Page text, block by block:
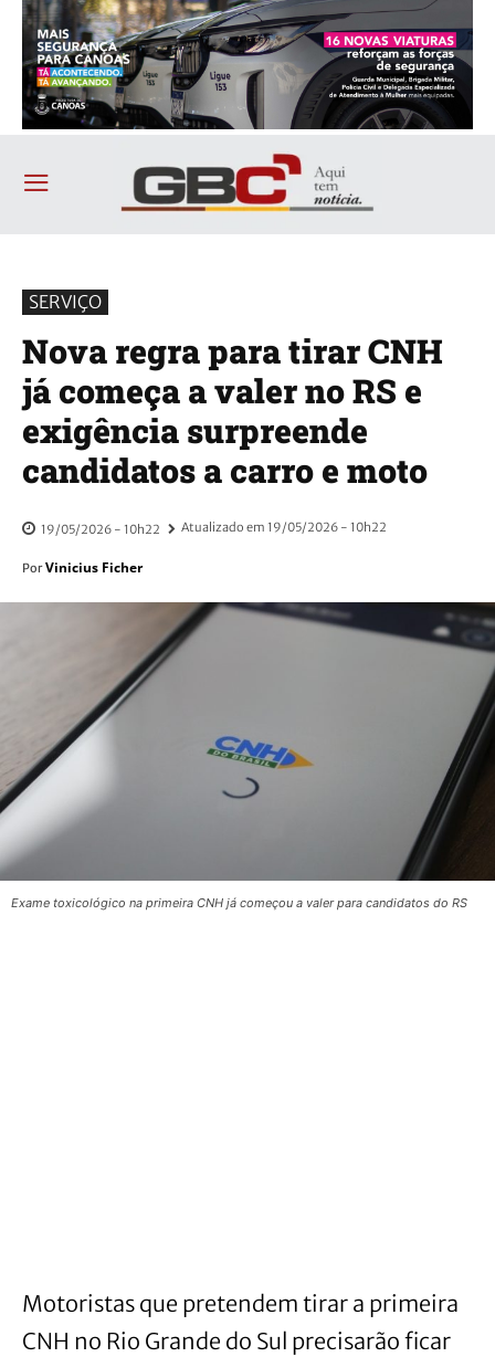
SERVIÇO
Nova regra para tirar CNH
já começa a valer no RS e
exigência surpreende
candidatos a carro e moto
19/05/2026 - 10h22 Atualizado em 19/05/2026 - 10h22
Por Vinicius Ficher
Exame toxicológico na primeira CNH já começou a valer para candidatos do RS
Motoristas que pretendem tirar a primeira
CNH no Rio Grande do Sul precisarão ficar